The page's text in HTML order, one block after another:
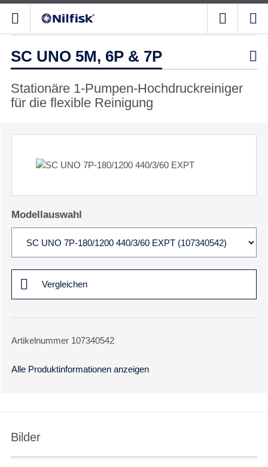
SC UNO 5M, 6P & 7P 
Stationäre 1-Pumpen-Hochdruckreiniger
für die flexible Reinigung
Modellauswahl
Vergleichen
Artikelnummer 107340542
Alle Produktinformationen anzeigen
Bilder